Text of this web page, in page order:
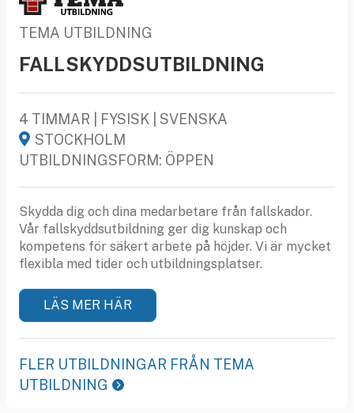
TEMA UTBILDNING
FALLSKYDDSUTBILDNING
4 TIMMAR | FYSISK | SVENSKA
STOCKHOLM
UTBILDNINGSFORM: ÖPPEN
Skydda dig och dina medarbetare från fallskador.
Vår fallskyddsutbildning ger dig kunskap och
kompetens för säkert arbete på höjder. Vi är mycket
flexibla med tider och utbildningsplatser.
LÄS MER HÄR
FLER UTBILDNINGAR FRÅN TEMA
UTBILDNING